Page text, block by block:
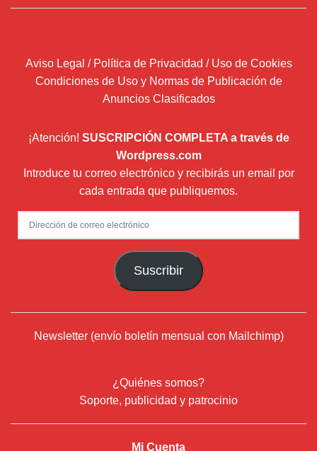
Aviso Legal / Política de Privacidad / Uso de Cookies
Condiciones de Uso y Normas de Publicación de
Anuncios Clasificados
¡Atención! SUSCRIPCIÓN COMPLETA a través de
Wordpress.com
Introduce tu correo electrónico y recibirás un email por
cada entrada que publiquemos.
Dirección
de
Suscribir
Newsletter (envío boletín mensual con Mailchimp)
¿Quiénes somos?
Soporte, publicidad y patrocinio
Mi Cuenta